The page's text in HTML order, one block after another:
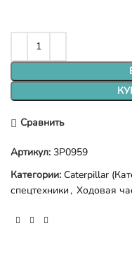
Сравнить
Артикул: 3P0959
Категории: Caterpillar
спецтехники , Ходовая